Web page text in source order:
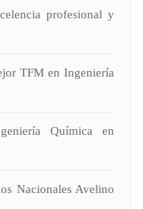
profesional y
TFM en Ingeniería
Química en
Nacionales Avelino